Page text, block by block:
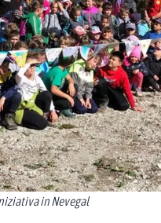
in Nevegal